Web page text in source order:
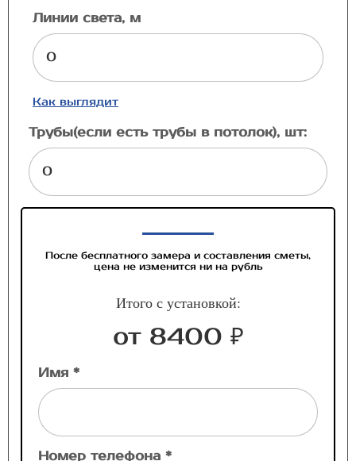
Линии света, м
Как выглядит
Трубы(если есть трубы в потолок), шт:
После бесплатного замера и составления сметы,
цена не изменится ни на рубль
Итого с установкой:
от 8400 ₽
Имя *
Номер телефона *